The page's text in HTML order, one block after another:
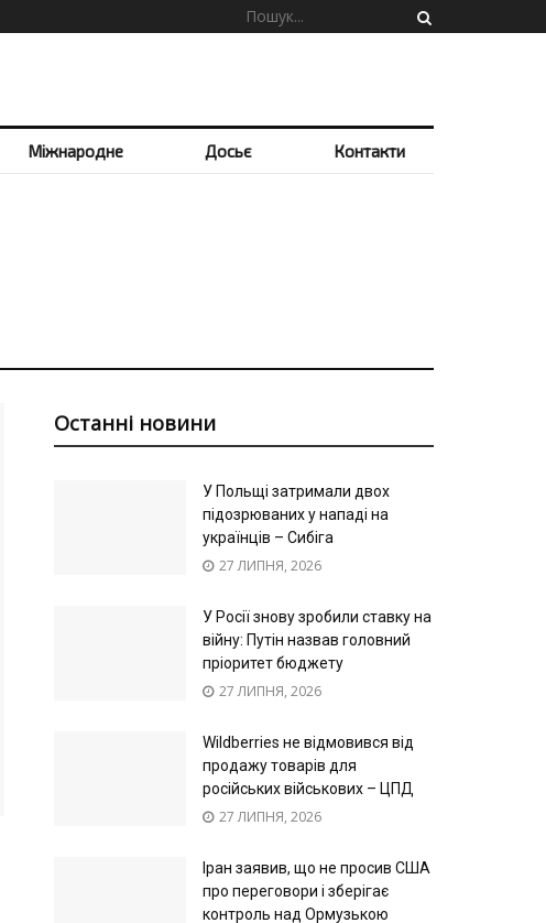
Міжнародне Досьє Контакти
Останні новини
У Польщі затримали двох
підозрюваних у нападі на
українців – Сибіга
27 ЛИПНЯ, 2026
У Росії знову зробили ставку на
війну: Путін назвав головний
пріоритет бюджету
27 ЛИПНЯ, 2026
Wildberries не відмовився від
продажу товарів для
російських військових – ЦПД
27 ЛИПНЯ, 2026
Іран заявив, що не просив США
про переговори і зберігає
контроль над Ормузькою